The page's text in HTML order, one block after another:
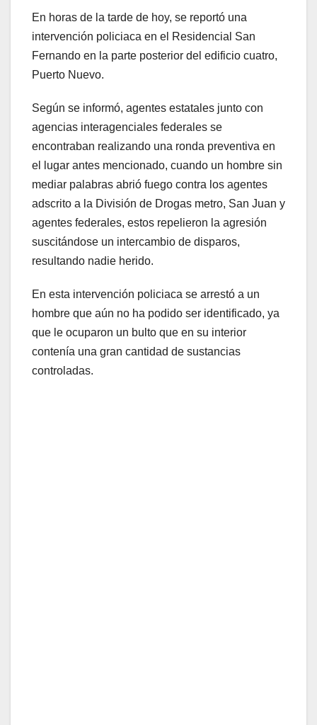
En horas de la tarde de hoy, se reportó una
intervención policiaca en el Residencial San
Fernando en la parte posterior del edificio cuatro,
Puerto Nuevo.
Según se informó, agentes estatales junto con
agencias interagenciales federales se
encontraban realizando una ronda preventiva en
el lugar antes mencionado, cuando un hombre sin
mediar palabras abrió fuego contra los agentes
adscrito a la División de Drogas metro, San Juan y
agentes federales, estos repelieron la agresión
suscitándose un intercambio de disparos,
resultando nadie herido.
En esta intervención policiaca se arrestó a un
hombre que aún no ha podido ser identificado, ya
que le ocuparon un bulto que en su interior
contenía una gran cantidad de sustancias
controladas.